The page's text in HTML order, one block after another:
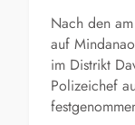
Nach den
auf
im Distrikt
Polizeichef